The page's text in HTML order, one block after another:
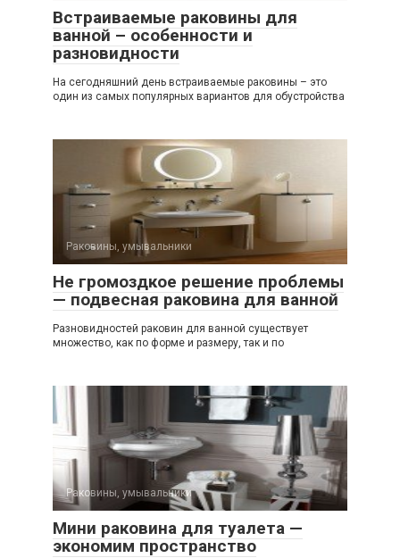
Встраиваемые раковины для
ванной – особенности и
разновидности
На сегодняшний день встраиваемые раковины – это
один из самых популярных вариантов для обустройства
Раковины, умывальники
Не громоздкое решение проблемы
— подвесная раковина для ванной
Разновидностей раковин для ванной существует
множество, как по форме и размеру, так и по
Раковины, умывальники
Мини раковина для туалета —
экономим пространство